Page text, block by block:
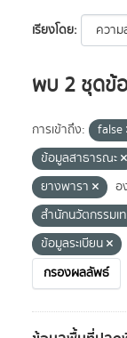
เรียงโดย
พบ 2 ชุดข้
การเข้าถึง: false
ข้อมูลสาธารณะ
ยางพารา
อ
สำนักนวัตกรรมเ
ข้อมูลระเบียน
กรองผลลัพธ์